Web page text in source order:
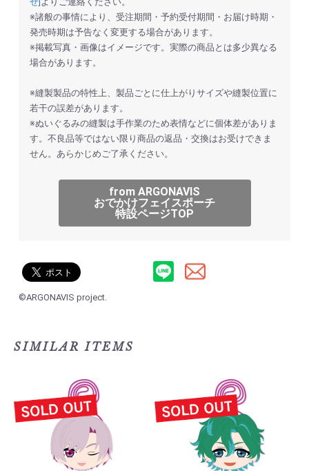
お買い物を続ける カートへ進む
※諸般の事情により、受注期間・予約受付期間・お届け時期・
発売時期は予告なく変更する場合があります。
※掲載写真・画像はイメージです。実際の商品とは多少異なる
場合があります。
※縫製製品の特性上、製品ごとに仕上がりサイズや縫製位置に
若干の誤差があります。
※ぬいぐるみの縫製は手作業のため表情などに個体差がありま
す。不良品等ではない限り商品の返品・交換はお受けできま
せん。あらかじめご了承ください。
from ARGONAVIS
おでかけフェイスポーチ
特設ページTOP
©ARGONAVIS project.
SIMILAR ITEMS